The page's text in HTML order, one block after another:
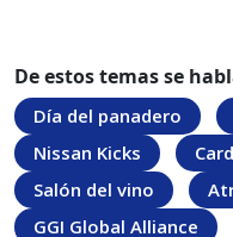
De estos temas se
Día del panadero
Nissan Kicks
Salón del vino
GGI Global Alliance